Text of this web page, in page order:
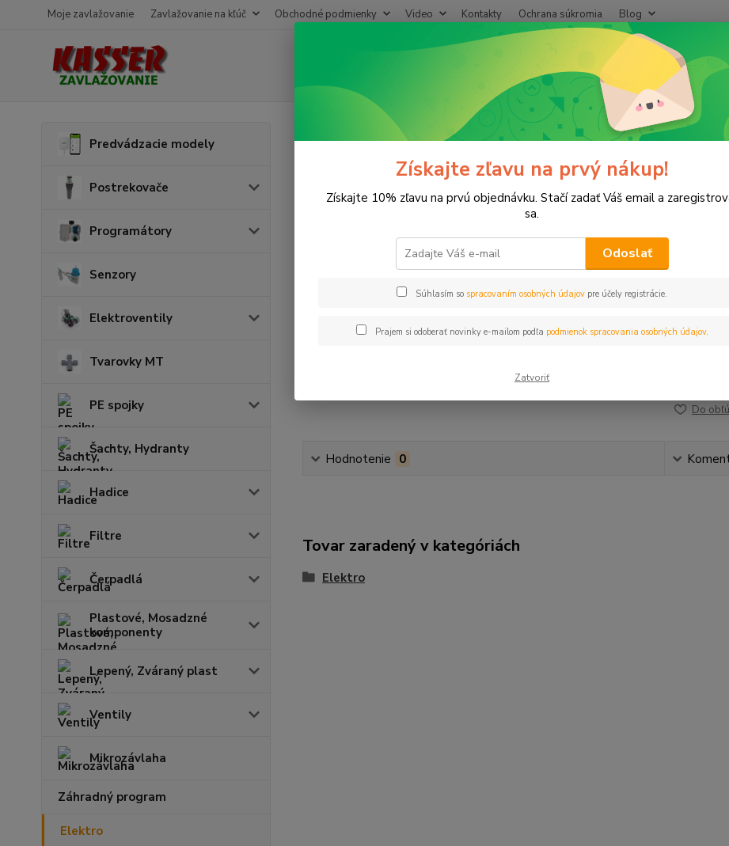
Moje zavlažovanie Zavlažovanie na kľúč Obchodné podmienky Video Kontakty Ochrana súkromia Blog
Neviete
+421
(Po-Pia,
Predvádzacie modely
Postrekovače
Programátory
Senzory
Elektroventily
Tvarovky MT
PE spojky
Šachty, Hydranty
Hadice
Filtre
Čerpadlá
Plastové, Mosadzné
komponenty
Lepený, Zváraný plast
Ventily
Mikrozávlaha
Záhradný program
Elektro
Kábel H05VV-F 5C*2,5 + 8C*1,5
Kábel H05VV-F 5C*2,5 + 8C*1,5
4,80 €
Do
Hodnotenie 0
Tovar zaradený v kategóriách
Elektro
Získajte zľavu na prvý nákup!
Získajte 10% zľavu na prvú objednávku. Stačí zadať Váš email a
sa.
Odoslať
Súhlasím so spracovaním osobných údajov pre účely registrácie.
Prajem si odoberať novinky e-mailom podľa podmienok spracovania osobných údajov.
Zatvoriť